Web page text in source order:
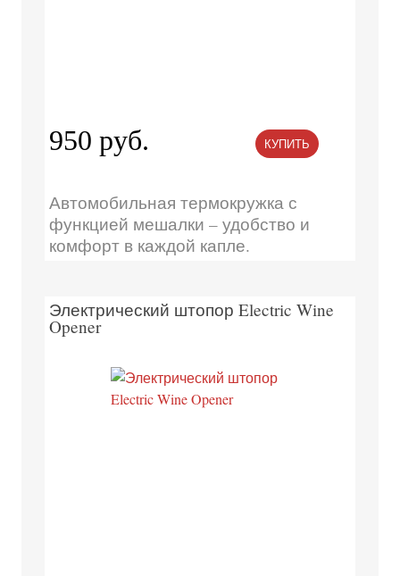
950 руб. КУПИТЬ
Автомобильная термокружка с
функцией мешалки – удобство и
комфорт в каждой капле.
Электрический штопор Electric Wine
Opener